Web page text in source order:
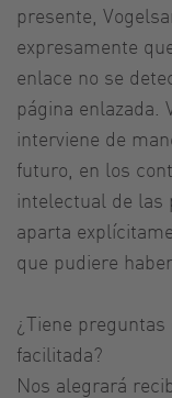
presente,
expresamente
enlace no se
página enlazada.
interviene de
futuro, en los
intelectual de las
aparta
que pudiere
¿Tiene
facilitada?
Nos alegrará